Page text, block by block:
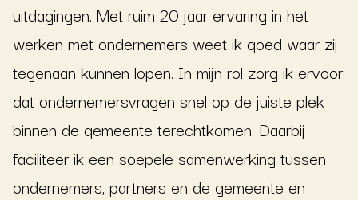
uitdagingen. Met ruim 20 jaar ervaring in het
werken met ondernemers weet ik goed waar zij
tegenaan kunnen lopen. In mijn rol zorg ik ervoor
dat ondernemersvragen snel op de juiste plek
binnen de gemeente terechtkomen. Daarbij
faciliteer ik een soepele samenwerking tussen
ondernemers, partners en de gemeente en